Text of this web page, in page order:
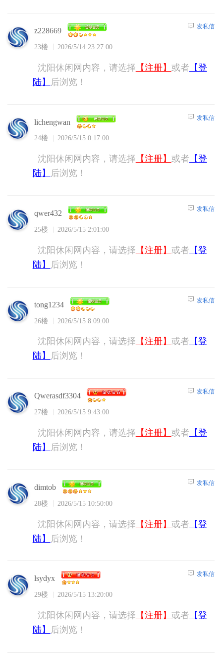
z228669
23楼 2026/5/14 23:27:00
发私信
沈阳休闲网内容，请选择 【注册】 或者 【登
陆】
后浏览！
lichengwan
24楼 2026/5/15 0:17:00
发私信
沈阳休闲网内容，请选择 【注册】 或者 【登
陆】
后浏览！
qwer432
25楼 2026/5/15 2:01:00
发私信
沈阳休闲网内容，请选择 【注册】 或者 【登
陆】
后浏览！
tong1234
26楼 2026/5/15 8:09:00
发私信
沈阳休闲网内容，请选择 【注册】 或者 【登
陆】
后浏览！
Qwerasdf3304
27楼 2026/5/15 9:43:00
发私信
沈阳休闲网内容，请选择 【注册】 或者 【登
陆】
后浏览！
dimtob
28楼 2026/5/15 10:50:00
发私信
沈阳休闲网内容，请选择 【注册】 或者 【登
陆】
后浏览！
lsydyx
29楼 2026/5/15 13:20:00
发私信
沈阳休闲网内容，请选择 【注册】 或者 【登
陆】
后浏览！